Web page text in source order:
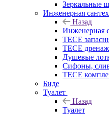
Зеркальные
Инженерная
Назад
Инженерная
TECE
TECE
Душевые
Сифоны,
TECE
Биде
Туалет
Назад
Туалет